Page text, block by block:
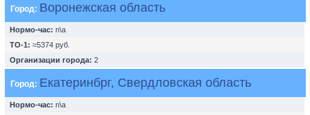
Город: Воронежская область
Нормо-час: n\a
ТО-1: ≈5374 руб.
Организации города: 2
Город: Екатеринбрг, Свердловская область
Нормо-час: n\a